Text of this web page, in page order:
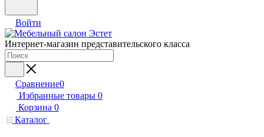
Войти
Интернет-магазин представительского класса
Сравнение0
Избранные товары 0
Корзина 0
Каталог